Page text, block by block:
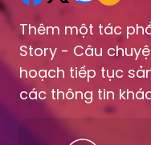
Thêm một tác
Story - Câu
hoạch tiếp tục
các thông tin